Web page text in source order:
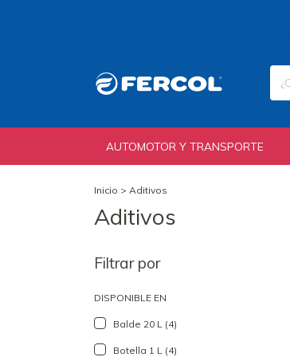
AUTOMOTOR Y TRANSPORTE
Inicio > Aditivos
Aditivos
Filtrar por
DISPONIBLE EN
Balde 20 L (4)
Botella 1 L (4)